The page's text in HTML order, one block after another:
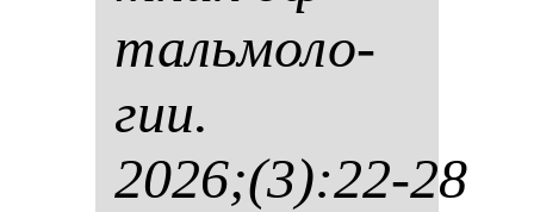
таль­мо­ло­
гии.
2026;(3):22-28